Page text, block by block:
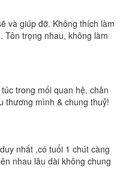
và giúp đỡ. Không thích làm
Tôn trọng nhau, không làm
trong mối quan hệ, chân
thương mình & chung thuỷ!
nhất ,có tuổi 1 chút càng
nhau lâu dài không chung